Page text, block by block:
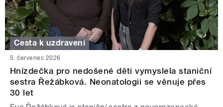
Cesta k uzdravení
5. červenec 2026
Hnízdečka pro nedošené děti vymyslela staniční
sestra Řežábková. Neonatologii se věnuje přes
30 let